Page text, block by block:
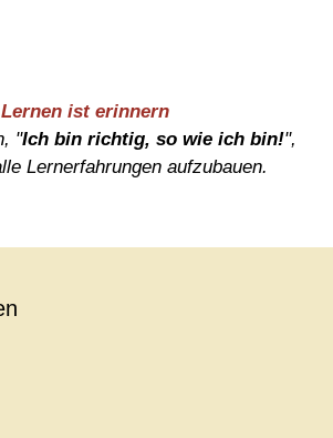
Lernen ist erinnern
"Ich bin richtig, so wie ich bin!",
Lernerfahrungen aufzubauen.